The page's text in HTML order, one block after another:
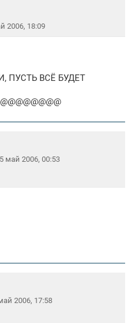
2006, 18:09
ПУСТЬ ВСЁ БУДЕТ
май 2006, 00:53
2006, 17:58